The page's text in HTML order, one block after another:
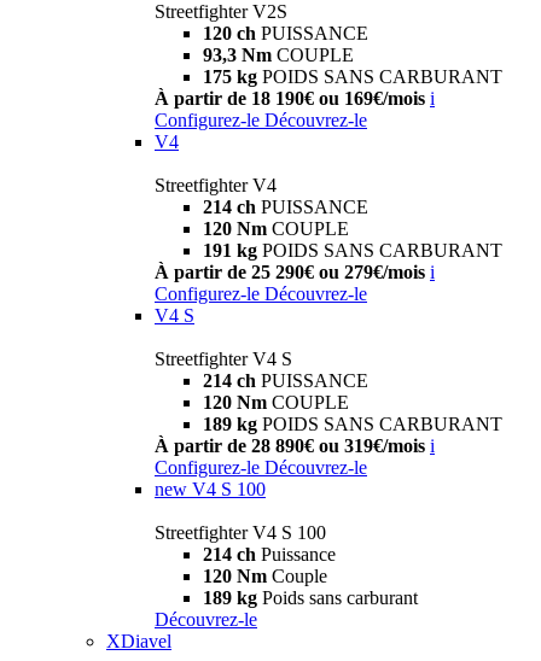
Streetfighter V2S
120 ch PUISSANCE
93,3 Nm COUPLE
175 kg POIDS SANS CARBURANT
À partir de 18 190€ ou 169€/mois i
Configurez-le Découvrez-le
V4
Streetfighter V4
214 ch PUISSANCE
120 Nm COUPLE
191 kg POIDS SANS CARBURANT
À partir de 25 290€ ou 279€/mois i
Configurez-le Découvrez-le
V4 S
Streetfighter V4 S
214 ch PUISSANCE
120 Nm COUPLE
189 kg POIDS SANS CARBURANT
À partir de 28 890€ ou 319€/mois i
Configurez-le Découvrez-le
new V4 S 100
Streetfighter V4 S 100
214 ch Puissance
120 Nm Couple
189 kg Poids sans carburant
Découvrez-le
XDiavel